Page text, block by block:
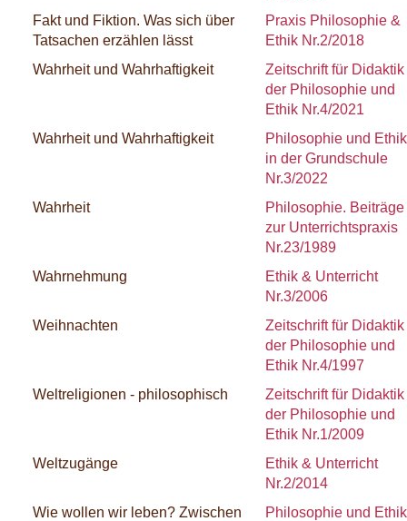
Fakt und Fiktion. Was sich über
Tatsachen erzählen lässt
Praxis Philosophie &
Ethik Nr.2/2018
Wahrheit und Wahrhaftigkeit
Zeitschrift für Didaktik
der Philosophie und
Ethik Nr.4/2021
Wahrheit und Wahrhaftigkeit
Philosophie und Ethik
in der Grundschule
Nr.3/2022
Wahrheit
Philosophie. Beiträge
zur Unterrichtspraxis
Nr.23/1989
Wahrnehmung
Ethik & Unterricht
Nr.3/2006
Weihnachten
Zeitschrift für Didaktik
der Philosophie und
Ethik Nr.4/1997
Weltreligionen - philosophisch
Zeitschrift für Didaktik
der Philosophie und
Ethik Nr.1/2009
Weltzugänge
Ethik & Unterricht
Nr.2/2014
Wie wollen wir leben? Zwischen
Philosophie und Ethik